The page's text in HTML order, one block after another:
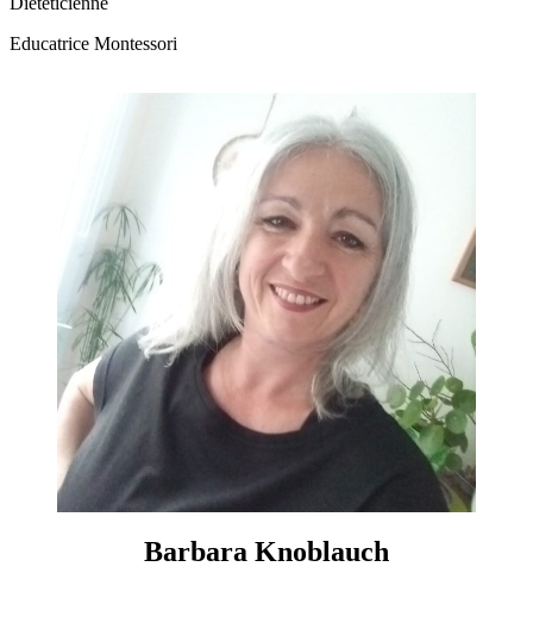
Educatrice Montessori
Barbara Knoblauch